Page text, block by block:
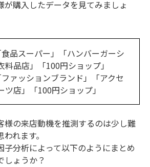
が購入したデータを見てみましょ
スーパー」「ハンバーガーシ
料品店」「100円ショップ」
ッションブランド」「アクセ
店」「100円ショップ」
様の来店動機を推測するのは少し難
れます。
子分析によって以下のようにまとめ
しょうか？